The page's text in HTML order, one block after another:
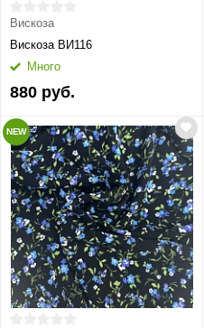
Вискоза
Вискоза ВИ116
Много
880 руб.
NEW